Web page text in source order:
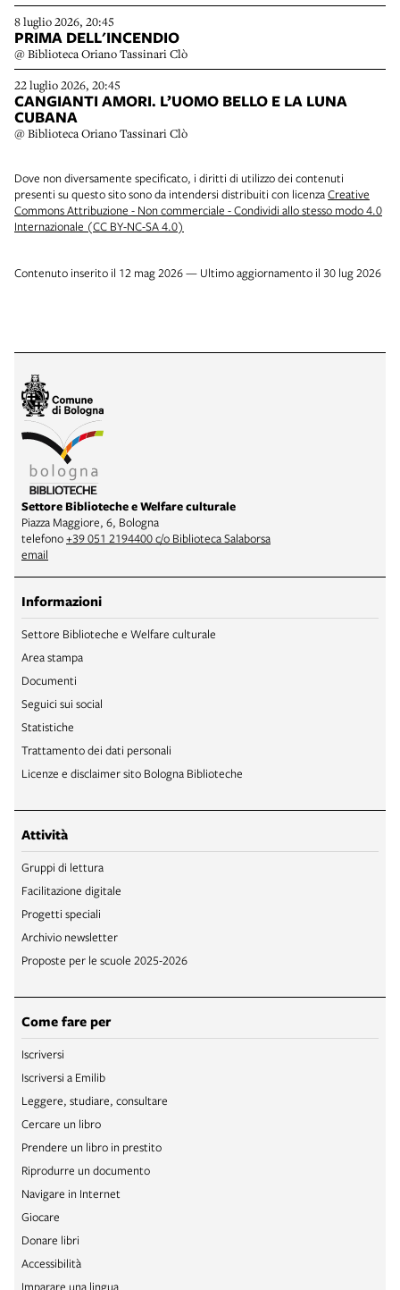
8 luglio 2026, 20:45
PRIMA DELL'INCENDIO
@ Biblioteca Oriano Tassinari Clò
22 luglio 2026, 20:45
CANGIANTI AMORI. L’UOMO BELLO E LA LUNA
CUBANA
@ Biblioteca Oriano Tassinari Clò
Dove non diversamente specificato, i diritti di utilizzo dei contenuti
presenti su questo sito sono da intendersi distribuiti con licenzaCreative
Commons Attribuzione - Non commerciale - Condividi allo stesso modo 4.0
Internazionale (CC BY-NC-SA 4.0)
Contenuto inserito il 12 mag 2026 — Ultimo aggiornamento il 30 lug 2026
Settore Biblioteche e Welfare culturale
Piazza Maggiore, 6, Bologna
telefono+39 051 2194400 c/o Biblioteca Salaborsa
email
Informazioni
Settore Biblioteche e Welfare culturale
Area stampa
Documenti
Seguici sui social
Statistiche
Trattamento dei dati personali
Licenze e disclaimer sito Bologna Biblioteche
Attività
Gruppi di lettura
Facilitazione digitale
Progetti speciali
Archivio newsletter
Proposte per le scuole 2025-2026
Come fare per
Iscriversi
Iscriversi a Emilib
Leggere, studiare, consultare
Cercare un libro
Prendere un libro in prestito
Riprodurre un documento
Navigare in Internet
Giocare
Donare libri
Accessibilità
Imparare una lingua